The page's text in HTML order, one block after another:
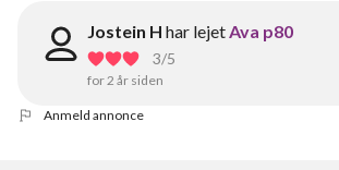
Jostein H har lejetAva p80
3/5
for 2 år siden
Anmeld annonce